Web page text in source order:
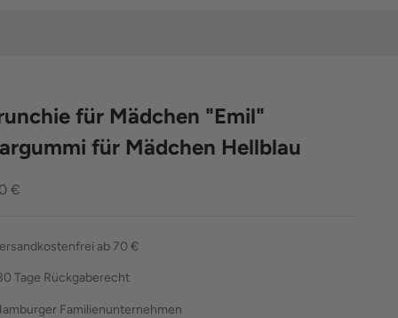
für Mädchen "Emil"
für Mädchen Hellblau
€
ab 70 €
Tage Rückgaberecht
Familienunternehmen